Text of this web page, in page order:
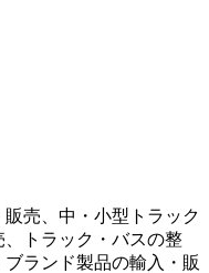
売、中・小型トラック
トラック・バスの整
ランド製品の輸入・販